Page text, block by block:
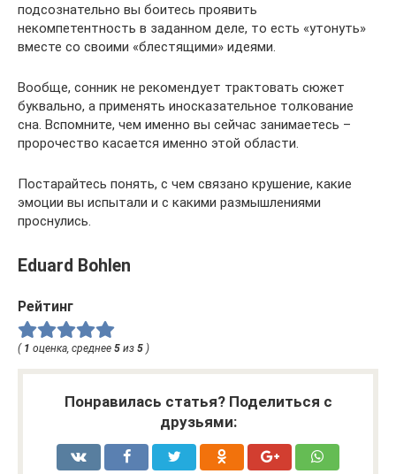
подсознательно вы боитесь проявить
некомпетентность в заданном деле, то есть «утонуть»
вместе со своими «блестящими» идеями.
Вообще, сонник не рекомендует трактовать сюжет
буквально, а применять иносказательное толкование
сна. Вспомните, чем именно вы сейчас занимаетесь –
пророчество касается именно этой области.
Постарайтесь понять, с чем связано крушение, какие
эмоции вы испытали и с какими размышлениями
проснулись.
Eduard Bohlen
Рейтинг
( 1 оценка, среднее 5 из 5 )
Понравилась статья? Поделиться с
друзьями: